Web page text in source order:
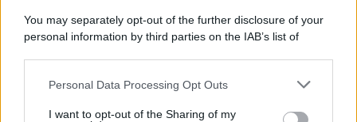
You may separately opt-out of the further disclosure of your
personal information by third parties on the IAB’s list of
This information may also be disclosed by us to third parties
Personal Data Processing Opt Outs
I want to opt-out of the Sharing of my
PREFERENZE PRIVACY